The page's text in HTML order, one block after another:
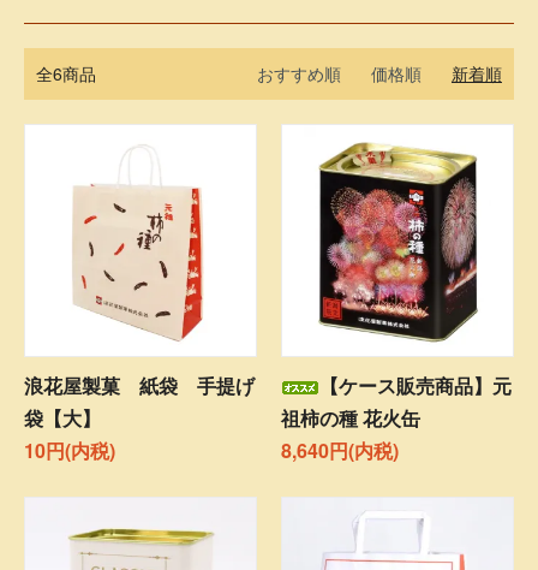
全6商品 おすすめ順 価格順 新着順
浪花屋製菓 紙袋 手提げ
袋【大】
10円(内税)
【ケース販売商品】元
祖柿の種 花火缶
8,640円(内税)